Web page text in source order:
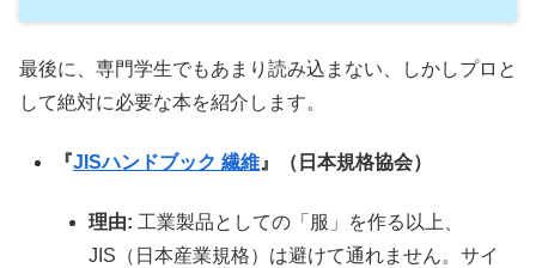
最後に、専門学生でもあまり読み込まない、しかしプロと
して絶対に必要な本を紹介します。
『JISハンドブック 繊維 』（日本規格協会）
理由: 工業製品としての「服」を作る以上、
JIS（日本産業規格）は避けて通れません。サイ